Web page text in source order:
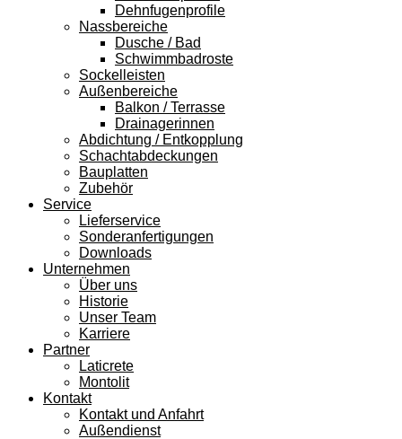
Dehnfugenprofile
Nassbereiche
Dusche / Bad
Schwimmbadroste
Sockelleisten
Außenbereiche
Balkon / Terrasse
Drainagerinnen
Abdichtung / Entkopplung
Schachtabdeckungen
Bauplatten
Zubehör
Service
Lieferservice
Sonderanfertigungen
Downloads
Unternehmen
Über uns
Historie
Unser Team
Karriere
Partner
Laticrete
Montolit
Kontakt
Kontakt und Anfahrt
Außendienst